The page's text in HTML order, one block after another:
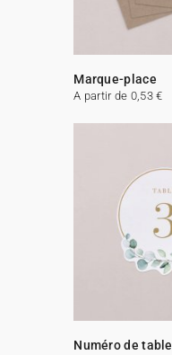
Marque-place
A partir de 0,53 €
Numéro de table